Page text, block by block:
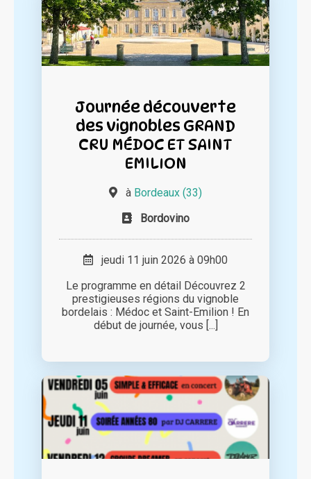
Journée découverte
des vignobles GRAND
CRU MÉDOC ET SAINT
EMILION
à Bordeaux (33)
Bordovino
jeudi 11 juin 2026 à 09h00
Le programme en détail Découvrez 2
prestigieuses régions du vignoble
bordelais : Médoc et Saint-Emilion ! En
début de journée, vous [...]